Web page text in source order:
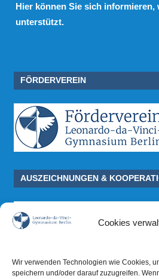
Cookies
Wir verwenden Technologien wie Cookies,
speichern und/oder darauf zuzugreifen.
Hier können Sie sich informieren,
unterstützt.
FÖRDERVEREIN
AUSZEICHNUNGEN &